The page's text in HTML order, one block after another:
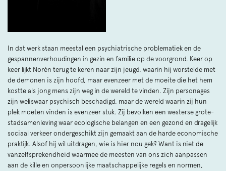
In dat werk staan meestal een psychiatrische problematiek en de
gespannenverhoudingen in gezin en familie op de voorgrond. Keer op
keer lijkt Norén terug te keren naar zijn jeugd, waarin hij worstelde met
de demonen is zijn hoofd, maar evenzeer met de moeite die het hem
kostte als jong mens zijn weg in de wereld te vinden. Zijn personages
zijn weliswaar psychisch beschadigd, maar de wereld waarin zij hun
plek moeten vinden is evenzeer stuk. Zij bevolken een westerse grote-
stadsamenleving waar ecologische belangen en een gezond en dragelijk
sociaal verkeer ondergeschikt zijn gemaakt aan de harde economische
praktijk. Alsof hij wil uitdragen, wie is hier nou gek? Want is niet de
vanzelfsprekendheid waarmee de meesten van ons zich aanpassen
aan de kille en onpersoonlijke maatschappelijke regels en normen,